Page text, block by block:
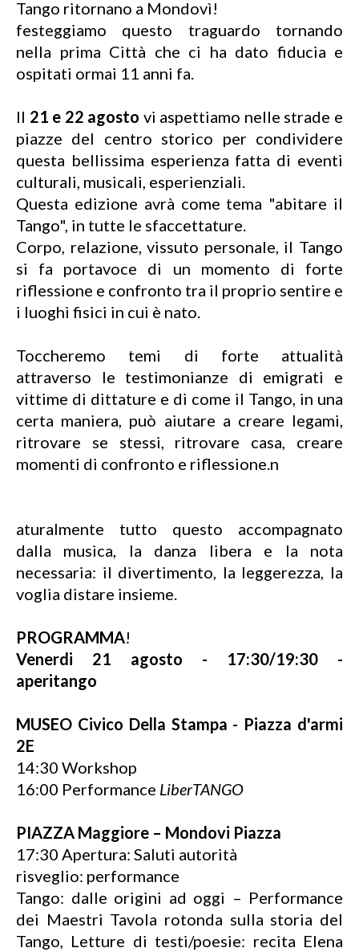
Tango ritornano a Mondovì!
festeggiamo questo traguardo tornando
nella prima Città che ci ha dato fiducia e
ospitati ormai 11 anni fa.
Il 21 e 22 agosto vi aspettiamo nelle strade e
piazze del centro storico per condividere
questa bellissima esperienza fatta di eventi
culturali, musicali, esperienziali.
Questa edizione avrà come tema "abitare il
Tango", in tutte le sfaccettature.
Corpo, relazione, vissuto personale, il Tango
si fa portavoce di un momento di forte
riflessione e confronto tra il proprio sentire e
i luoghi fisici in cui è nato.
Toccheremo temi di forte attualità
attraverso le testimonianze di emigrati e
vittime di dittature e di come il Tango, in una
certa maniera, può aiutare a creare legami,
ritrovare se stessi, ritrovare casa, creare
momenti di confronto e riflessione.n
aturalmente tutto questo accompagnato
dalla musica, la danza libera e la nota
necessaria: il divertimento, la leggerezza, la
voglia distare insieme.
PROGRAMMA!
Venerdi 21 agosto - 17:30/19:30 -
aperitango
MUSEO Civico Della Stampa - Piazza d'armi
2E
14:30 Workshop
16:00 Performance LiberTANGO
PIAZZA Maggiore – Mondovi Piazza
17:30 Apertura: Saluti autorità
risveglio: performance
Tango: dalle origini ad oggi – Performance
dei Maestri Tavola rotonda sulla storia del
Tango, Letture di testi/poesie: recita Elena